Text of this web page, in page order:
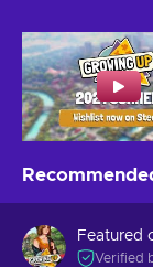
Featured
Verified